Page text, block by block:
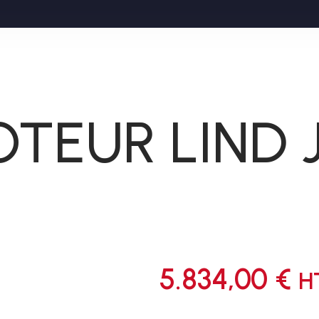
LIND
5.834,00 €